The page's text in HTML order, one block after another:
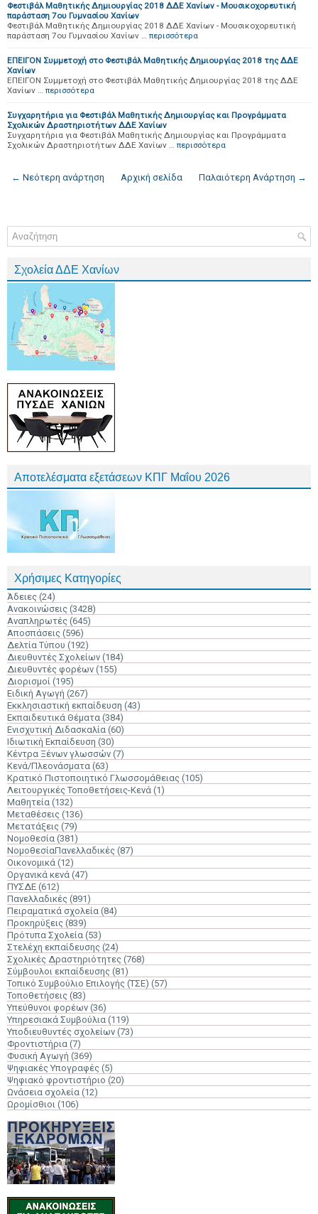
Φεστιβάλ Μαθητικής Δημιουργίας 2018 ΔΔΕ Χανίων - Μουσικοχορευτική
παράσταση 7ου Γυμνασίου Χανίων
Φεστιβάλ Μαθητικής Δημιουργίας 2018 ΔΔΕ Χανίων - Μουσικοχορευτική
παράσταση 7ου Γυμνασίου Χανίων … περισσότερα
ΕΠΕΙΓΟΝ Συμμετοχή στο Φεστιβάλ Μαθητικής Δημιουργίας 2018 της ΔΔΕ
Χανίων
ΕΠΕΙΓΟΝ Συμμετοχή στο Φεστιβάλ Μαθητικής Δημιουργίας 2018 της ΔΔΕ
Χανίων … περισσότερα
Συγχαρητήρια για Φεστιβάλ Μαθητικής Δημιουργίας και Προγράμματα
Σχολικών Δραστηριοτήτων ΔΔΕ Χανίων
Συγχαρητήρια για Φεστιβάλ Μαθητικής Δημιουργίας και Προγράμματα
Σχολικών Δραστηριοτήτων ΔΔΕ Χανίων … περισσότερα
← Νεότερη ανάρτηση Παλαιότερη Ανάρτηση →
Αρχική σελίδα
Σχολεία ΔΔΕ Χανίων
Αποτελέσματα εξετάσεων ΚΠΓ Μαΐου 2026
Χρήσιμες Κατηγορίες
Άδειες (24)
Ανακοινώσεις (3428)
Αναπληρωτές (645)
Αποσπάσεις (596)
Δελτία Τύπου (192)
Διευθυντές Σχολείων (184)
Διευθυντές φορέων (155)
Διορισμοί (195)
Ειδική Αγωγή (267)
Εκκλησιαστική εκπαίδευση (43)
Εκπαιδευτικά Θέματα (384)
Ενισχυτική Διδασκαλία (60)
Ιδιωτική Εκπαίδευση (30)
Κέντρα Ξένων γλωσσών (7)
Κενά/Πλεονάσματα (63)
Κρατικό Πιστοποιητικό Γλωσσομάθειας (105)
Λειτουργικές Τοποθετήσεις-Κενά (1)
Μαθητεία (132)
Μεταθέσεις (136)
Μετατάξεις (79)
Νομοθεσία (381)
ΝομοθεσίαΠανελλαδικές (87)
Οικονομικά (12)
Οργανικά κενά (47)
ΠΥΣΔΕ (612)
Πανελλαδικές (891)
Πειραματικά σχολεία (84)
Προκηρύξεις (839)
Πρότυπα Σχολεία (53)
Στελέχη εκπαίδευσης (24)
Σχολικές Δραστηριότητες (768)
Σύμβουλοι εκπαίδευσης (81)
Τοπικό Συμβούλιο Επιλογής (ΤΣΕ) (57)
Τοποθετήσεις (83)
Υπεύθυνοι φορέων (36)
Υπηρεσιακά Συμβούλια (119)
Υποδιευθυντές σχολείων (73)
Φροντιστήρια (7)
Φυσική Αγωγή (369)
Ψηφιακές Υπογραφές (5)
Ψηφιακό φροντιστήριο (20)
Ωνάσεια σχολεία (12)
Ωρομίσθιοι (106)